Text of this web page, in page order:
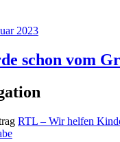
2023
schon vom
RTL – Wir helfen